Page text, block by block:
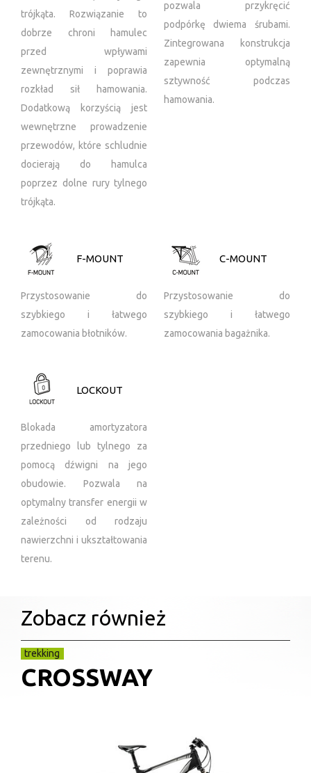
trójkąta. Rozwiązanie to
dobrze chroni hamulec
przed wpływami
zewnętrznymi i poprawia
rozkład sił hamowania.
Dodatkową korzyścią jest
wewnętrzne prowadzenie
przewodów, które schludnie
docierają do hamulca
poprzez dolne rury tylnego
trójkąta.
pozwala przykręcić
podpórkę dwiema śrubami.
Zintegrowana konstrukcja
zapewnia optymalną
sztywność podczas
hamowania.
F-MOUNT
Przystosowanie do
szybkiego i łatwego
zamocowania błotników.
C-MOUNT
Przystosowanie do
szybkiego i łatwego
zamocowania bagażnika.
LOCKOUT
Blokada amortyzatora
przedniego lub tylnego za
pomocą dźwigni na jego
obudowie. Pozwala na
optymalny transfer energii w
zależności od rodzaju
nawierzchni i ukształtowania
terenu.
Zobacz również
trekking
CROSSWAY